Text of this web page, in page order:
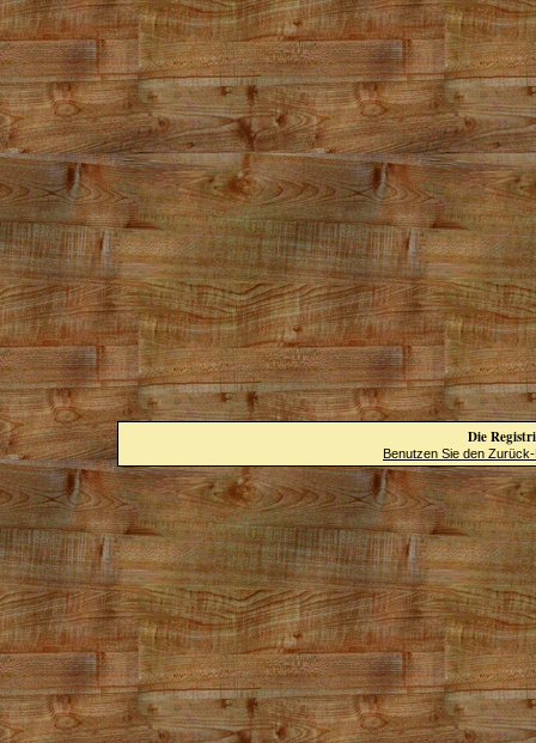
Die
Benutzen Sie den